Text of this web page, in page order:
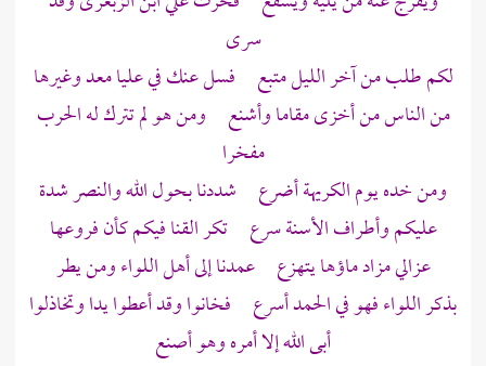
سرى
لكم طلب من آخر الليل متبع فسل عنك في عليا معد وغيرها
من الناس من أخزى مقاما وأشنع ومن هو لم تترك له الحرب
مفخرا
ومن خده يوم الكريهة أضرع شددنا بحول الله والنصر شدة
عليكم وأطراف الأسنة سرع تكر القنا فيكم كأن فروعها
عزالي مزاد ماؤها يتهزع عمدنا إلى أهل اللواء ومن يطر
بذكر اللواء فهو في الحمد أسرع فخانوا وقد أعطوا يدا وتخاذلوا
أبى الله إلا أمره وهو أصنع